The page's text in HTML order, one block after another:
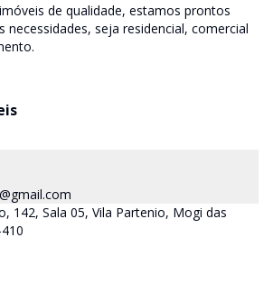
de qualidade, estamos prontos
necessidades, seja residencial, comercial
142, Sala 05, Vila Partenio, Mogi das